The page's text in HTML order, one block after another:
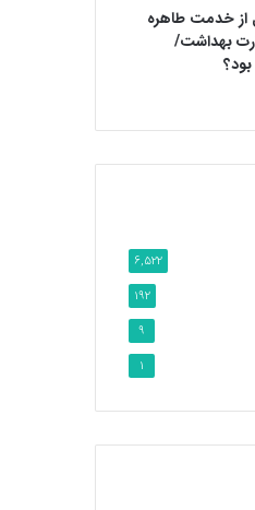
از خدمت طاهره
بهداشت/
6,522
192
9
1